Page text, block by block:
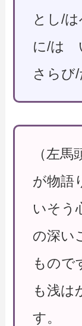
とし/
に/は
さらび
（左
が物語
いそう
の深い
もので
も浅は
す。